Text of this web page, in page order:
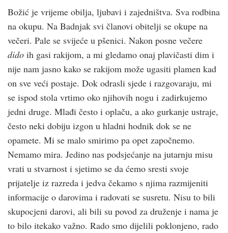
Božić je vrijeme obilja, ljubavi i zajedništva. Sva rodbina
na okupu. Na Badnjak svi članovi obitelji se okupe na
večeri. Pale se svijeće u pšenici. Nakon posne večere
dido ih gasi rakijom, a mi gledamo onaj plavičasti dim i
nije nam jasno kako se rakijom može ugasiti plamen kad
on sve veći postaje. Dok odrasli sjede i razgovaraju, mi
se ispod stola vrtimo oko njihovih nogu i zadirkujemo
jedni druge. Mlađi često i oplaču, a ako gurkanje ustraje,
često neki dobiju izgon u hladni hodnik dok se ne
opamete. Mi se malo smirimo pa opet započnemo.
Nemamo mira. Jedino nas podsjećanje na jutarnju misu
vrati u stvarnost i sjetimo se da ćemo sresti svoje
prijatelje iz razreda i jedva čekamo s njima razmijeniti
informacije o darovima i radovati se susretu. Nisu to bili
skupocjeni darovi, ali bili su povod za druženje i nama je
to bilo itekako važno. Rado smo dijelili poklonjeno, rado